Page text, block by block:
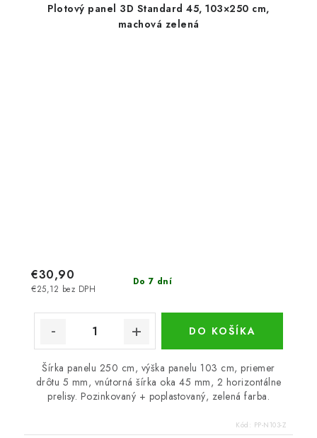
Plotový panel 3D Standard 45, 103×250 cm,
machová zelená
Do 7 dní
€25,12 bez DPH
€30,90
DO KOŠÍKA
Šírka panelu 250 cm, výška panelu 103 cm, priemer
drôtu 5 mm, vnútorná šírka oka 45 mm, 2 horizontálne
prelisy. Pozinkovaný + poplastovaný, zelená farba.
Kód: PP-N103-Z